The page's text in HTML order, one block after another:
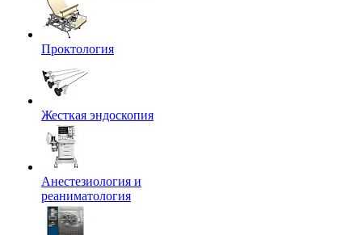
Проктология
Жесткая эндоскопия
Анестезиология и
реаниматология